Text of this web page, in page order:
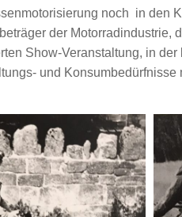
noch in den
der Motorradindustrie,
Show-Veranstaltung, in
und Konsumbedürfnisse